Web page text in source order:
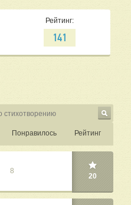
Рейтинг:
141
Понравилось Рейтинг
8
20